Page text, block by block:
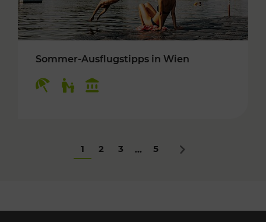
Sommer-Ausflugstipps in Wien
1 2 3 ... 5 Nächstes